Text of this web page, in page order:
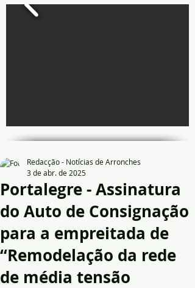
Portalegre - Assinatura
do Auto de Consignação
para a empreitada de
“Remodelação da rede
de média tensão
Redacção - Notícias de Arronches
3 de abr. de 2025